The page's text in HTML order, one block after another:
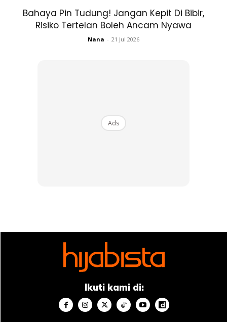
dirancang dengan teliti untuk memberikan kualiti dan
pengalaman terbaik kepada para pelanggan. Kami ingin
mendengar apa pendapat mereka tentang keluaran
Jenama pakaian Muslimah, Innersejuk, kini kembali dengan
koleksi anak tudung popular mereka yang diperbuat
Bahaya Pin Tudung! Jangan Kepit Di Bibir,
Risiko Tertelan Boleh Ancam Nyawa
Nana - 21 Jul 2026
Ads
Ikuti kami di: